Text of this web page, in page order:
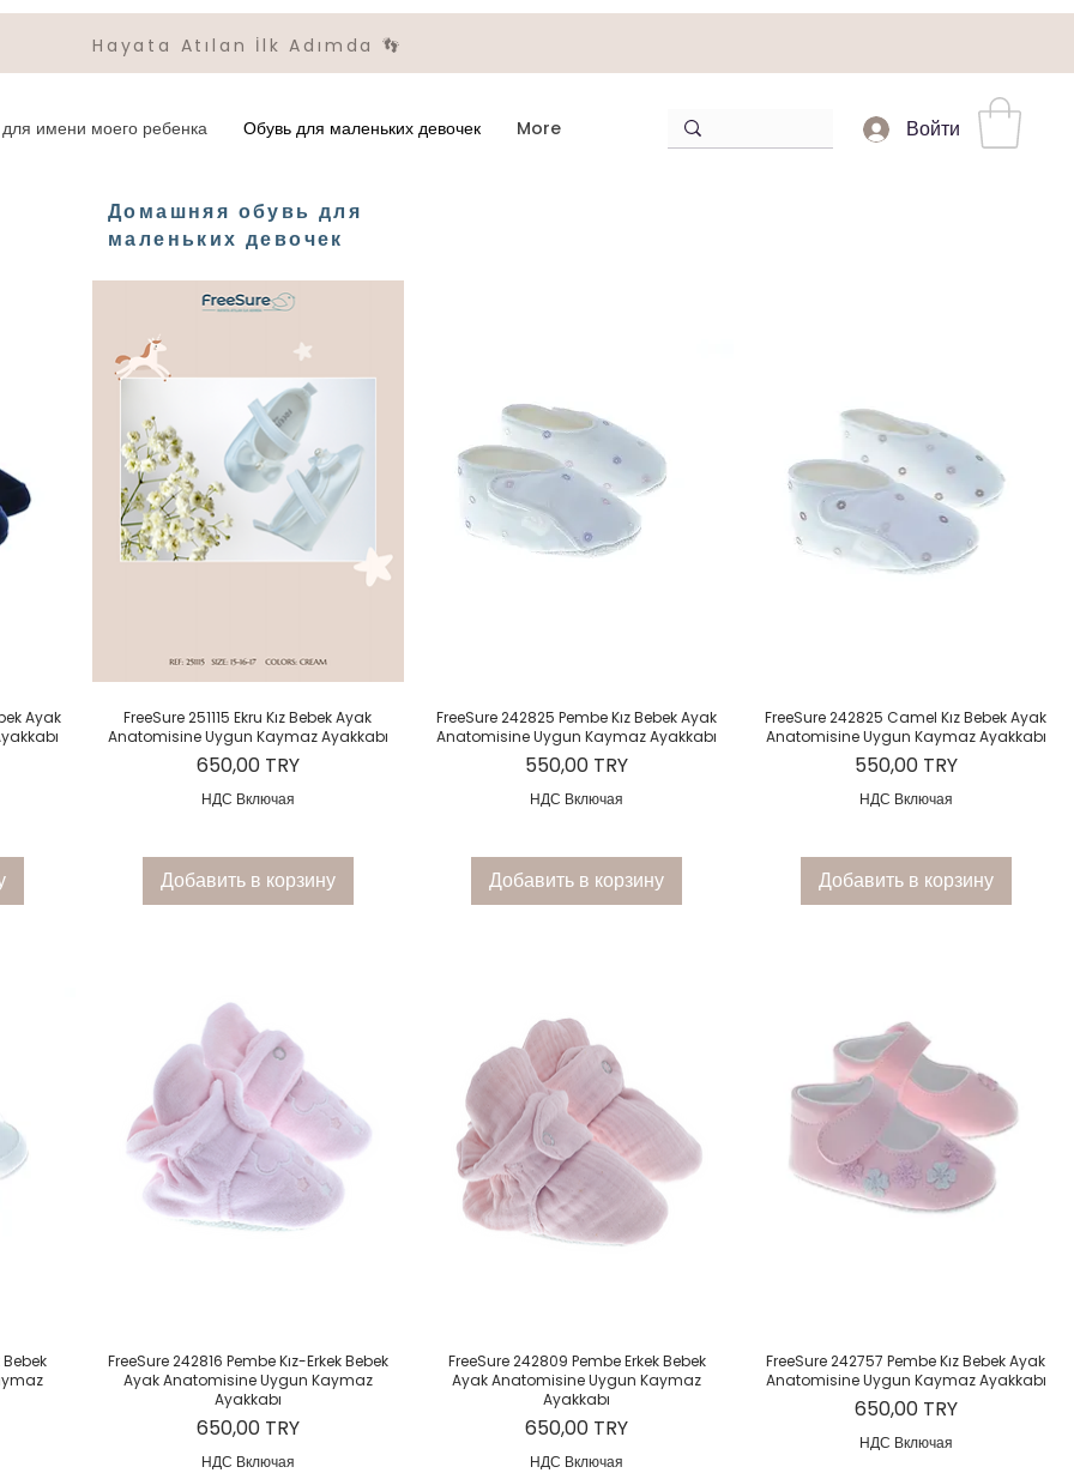
Hayata Atılan İlk Adımda 👣
имени моего ребенка Обувь для маленьких девочек More Войти
Домашняя обувь для
маленьких девочек
Ayak
Быстрый просмотр
FreeSure 251115 Ekru Kız Bebek Ayak
Anatomisine Uygun Kaymaz Ayakkabı
Цена
650,00 TRY
НДС Включая
Добавить в корзину
Быстрый просмотр
FreeSure 242825 Pembe Kız Bebek Ayak
Anatomisine Uygun Kaymaz Ayakkabı
Цена
550,00 TRY
НДС Включая
Добавить в корзину
Быстрый просмотр
FreeSure 242825 Camel Kız Bebek Ayak
Anatomisine Uygun Kaymaz Ayakkabı
Цена
550,00 TRY
НДС Включая
Добавить в корзину
Bebek
Быстрый просмотр
FreeSure 242816 Pembe Kız-Erkek Bebek
Ayak Anatomisine Uygun Kaymaz
Ayakkabı
Цена
650,00 TRY
НДС Включая
Быстрый просмотр
FreeSure 242809 Pembe Erkek Bebek
Ayak Anatomisine Uygun Kaymaz
Ayakkabı
Цена
650,00 TRY
НДС Включая
Быстрый просмотр
FreeSure 242757 Pembe Kız Bebek Ayak
Anatomisine Uygun Kaymaz Ayakkabı
Цена
650,00 TRY
НДС Включая